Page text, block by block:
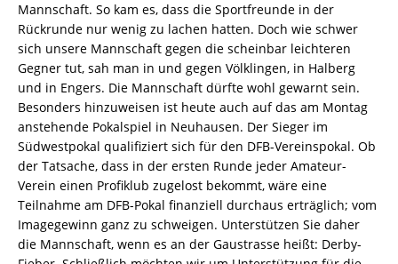
Mannschaft. So kam es, dass die Sportfreunde in der
Rückrunde nur wenig zu lachen hatten. Doch wie schwer
sich unsere Mannschaft gegen die scheinbar leichteren
Gegner tut, sah man in und gegen Völklingen, in Halberg
und in Engers. Die Mannschaft dürfte wohl gewarnt sein.
Besonders hinzuweisen ist heute auch auf das am Montag
anstehende Pokalspiel in Neuhausen. Der Sieger im
Südwestpokal qualifiziert sich für den DFB-Vereinspokal. Ob
der Tatsache, dass in der ersten Runde jeder Amateur-
Verein einen Profiklub zugelost bekommt, wäre eine
Teilnahme am DFB-Pokal finanziell durchaus erträglich; vom
Imagegewinn ganz zu schweigen. Unterstützen Sie daher
die Mannschaft, wenn es an der Gaustrasse heißt: Derby-